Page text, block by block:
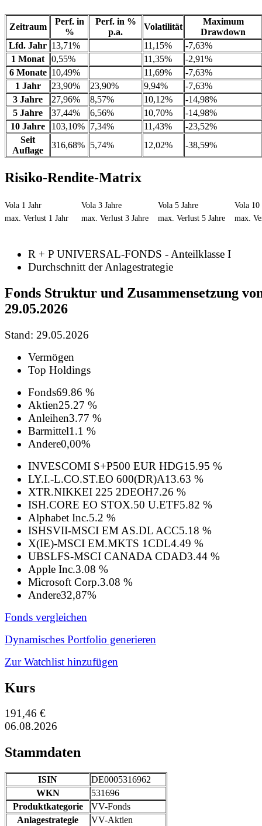
Zeitraum
Perf. in
%
Perf. in %
p.a.
Volatilität
Maximum
Drawdown
Lfd. Jahr 13,71% 11,15%
-7,63%
1 Monat
0,55% 11,35%
-2,91%
6 Monate 10,49% 11,69%
-7,63%
1 Jahr
23,90% 23,90% 9,94%
-7,63%
3 Jahre
27,96% 8,57% 10,12%
-14,98%
5 Jahre
37,44% 6,56% 10,70%
-14,98%
10 Jahre
103,10% 7,34% 11,43%
-23,52%
Seit
Auflage
316,68% 5,74% 12,02% -38,59%
Risiko-Rendite-Matrix
Vola 1 Jahr Vola 3 Jahre Vola 5 Jahre
Vola 10
max. Verlust 1 Jahr
max. Verlust 3 Jahre max. Verlust 5 Jahre max.
R + P UNIVERSAL-FONDS - Anteilklasse I
Durchschnitt der Anlagestrategie
Fonds Struktur und Zusammensetzung
29.05.2026
Stand: 29.05.2026
Vermögen
Top Holdings
Fonds69.86 %
Aktien25.27 %
Anleihen3.77 %
Barmittel1.1 %
Andere0,00%
INVESCOMI S+P500 EUR HDG15.95 %
LY.I.-L.CO.ST.EO 600(DR)A13.63 %
XTR.NIKKEI 225 2DEOH7.26 %
ISH.CORE EO STOX.50 U.ETF5.82 %
Alphabet Inc.5.2 %
ISHSVII-MSCI EM AS.DL ACC5.18 %
X(IE)-MSCI EM.MKTS 1CDL4.49 %
UBSLFS-MSCI CANADA CDAD3.44 %
Apple Inc.3.08 %
Microsoft Corp.3.08 %
Andere32,87%
Fonds vergleichen
Dynamisches Portfolio generieren
Zur Watchlist hinzufügen
Kurs
191,46 €
06.08.2026
Stammdaten
ISIN
DE0005316962
WKN
531696
Produktkategorie
VV-Fonds
Anlagestrategie
VV-Aktien